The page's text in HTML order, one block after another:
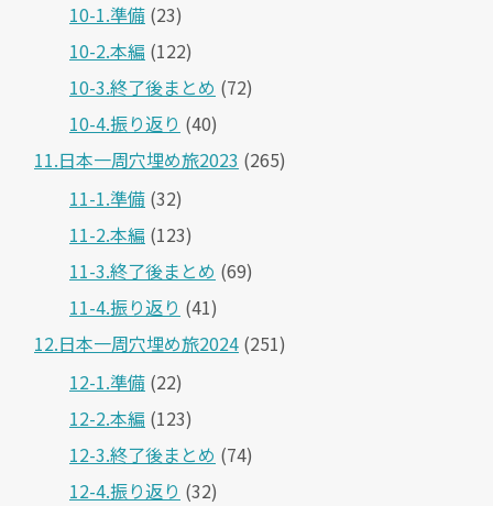
10-1.準備 (23)
10-2.本編 (122)
10-3.終了後まとめ (72)
10-4.振り返り (40)
11.日本一周穴埋め旅2023 (265)
11-1.準備 (32)
11-2.本編 (123)
11-3.終了後まとめ (69)
11-4.振り返り (41)
12.日本一周穴埋め旅2024 (251)
12-1.準備 (22)
12-2.本編 (123)
12-3.終了後まとめ (74)
12-4.振り返り (32)